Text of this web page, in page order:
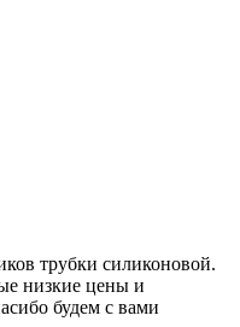
трубки силиконовой.
низкие цены и
будем с вами